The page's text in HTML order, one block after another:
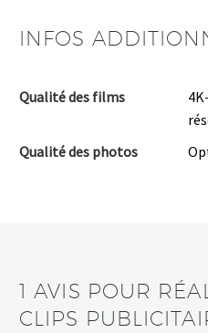
INFOS
Qualité des films
Qualité des photos
1 AVIS POUR
CLIPS